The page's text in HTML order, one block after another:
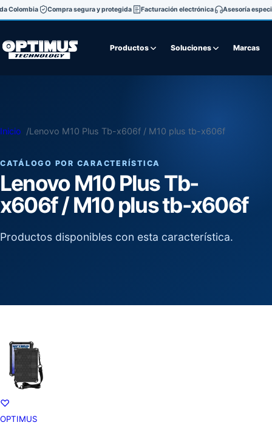
Colombia Compra segura y protegida Facturación electrónica Asesoría
Productos Soluciones Marcas
Inicio Lenovo M10 Plus Tb-x606f / M10 plus tb-x606f
CATÁLOGO POR CARACTERÍSTICA
Lenovo M10 Plus Tb-
x606f / M10 plus tb-x606f
Productos disponibles con esta característica.
♡
OPTIMUS